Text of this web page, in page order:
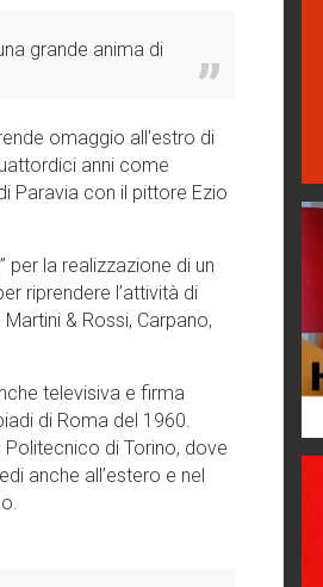
grande anima di
omaggio all'estro di
anni come
Paravia con il pittore Ezio
per la realizzazione di un
riprendere l’attività di
& Rossi, Carpano,
televisiva e firma
di Roma del 1960.
di Torino, dove
anche all’estero e nel